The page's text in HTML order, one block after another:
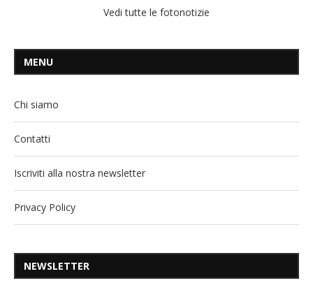
Vedi tutte le fotonotizie
MENU
Chi siamo
Contatti
Iscriviti alla nostra newsletter
Privacy Policy
NEWSLETTER